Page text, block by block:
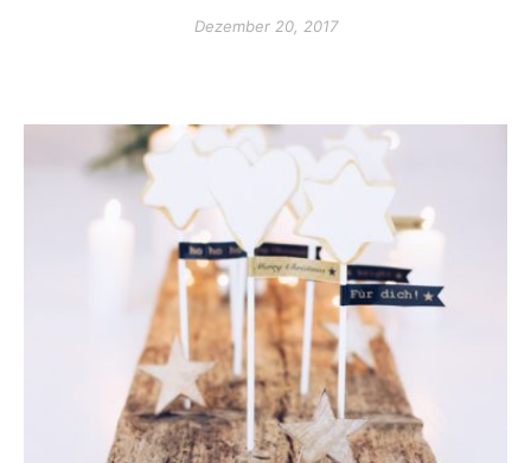
Dezember 20, 2017